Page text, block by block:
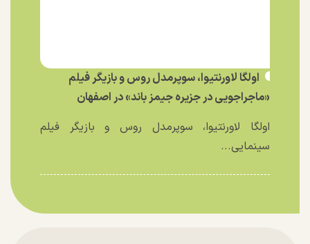
اولگا لاورنتیوا، سوپرمدل روس و بازیگر فیلم
«ماجراجویی در جزیره جیمز باند» در اصفهان
اولگا لاورنتیوا، سوپرمدل روس و بازیگر فیلم
سینمایی...